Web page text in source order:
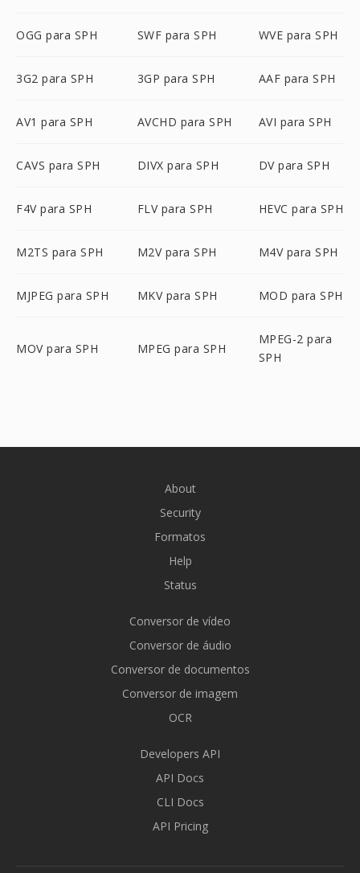
OGG para SPH SWF para SPH WVE para SPH
3G2 para SPH 3GP para SPH AAF para SPH
AV1 para SPH AVCHD para SPH AVI para SPH
CAVS para SPH DIVX para SPH DV para SPH
F4V para SPH FLV para SPH HEVC para SPH
M2TS para SPH M2V para SPH M4V para SPH
MJPEG para SPH MKV para SPH MOD para SPH
MOV para SPH MPEG para SPH
MPEG-2 para
SPH
About
Security
Formatos
Help
Status
Conversor de vídeo
Conversor de áudio
Conversor de documentos
Conversor de imagem
OCR
Developers API
API Docs
CLI Docs
API Pricing